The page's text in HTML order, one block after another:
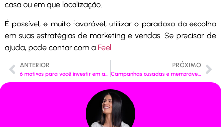
casa ou em que localização.
É possível, e muito favorável, utilizar o paradoxo da escolha
em suas estratégias de marketing e vendas. Se precisar de
ajuda, pode contar com a Feel.
ANTERIOR
6 motivos para você investir em anúncios online
PRÓXIMO
Campanhas ousadas e memoráveis: conheça o marketing de guerrilha.